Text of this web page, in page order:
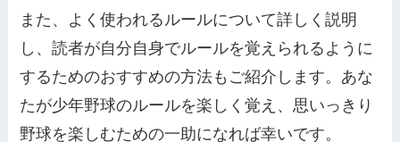
また、よく使われるルールについて詳しく説明
し、読者が自分自身でルールを覚えられるように
するためのおすすめの方法もご紹介します。あな
たが少年野球のルールを楽しく覚え、思いっきり
野球を楽しむための一助になれば幸いです。